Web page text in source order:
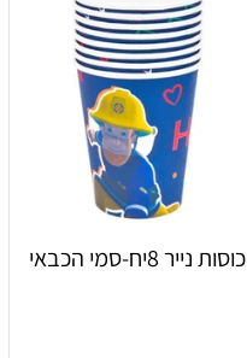
כוסות נייר 8יח-סמי הכבאי